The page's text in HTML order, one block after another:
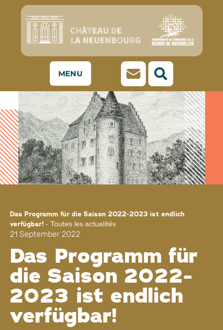
MENU
Das Programm für die Saison 2022-2023 ist endlich
verfügbar! - Toutes les actualités
21 September 2022
Das Programm für
die Saison 2022-
2023 ist endlich
verfügbar!